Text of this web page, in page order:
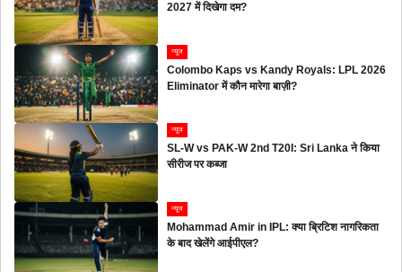
2027 में दिखेगा दम?
न्यूज
Colombo Kaps vs Kandy Royals: LPL 2026
Eliminator में कौन मारेगा बाज़ी?
न्यूज
SL-W vs PAK-W 2nd T20I: Sri Lanka ने किया
सीरीज पर कब्जा
न्यूज
Mohammad Amir in IPL: क्या ब्रिटिश नागरिकता
के बाद खेलेंगे आईपीएल?